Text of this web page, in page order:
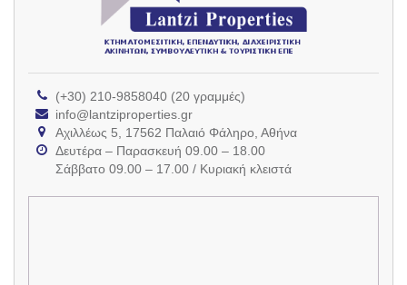
(+30) 210-9858040 (20 γραμμές)
info@lantziproperties.gr
Αχιλλέως 5, 17562 Παλαιό Φάληρο, Αθήνα
Δευτέρα – Παρασκευή 09.00 – 18.00
Σάββατο 09.00 – 17.00 / Κυριακή κλειστά